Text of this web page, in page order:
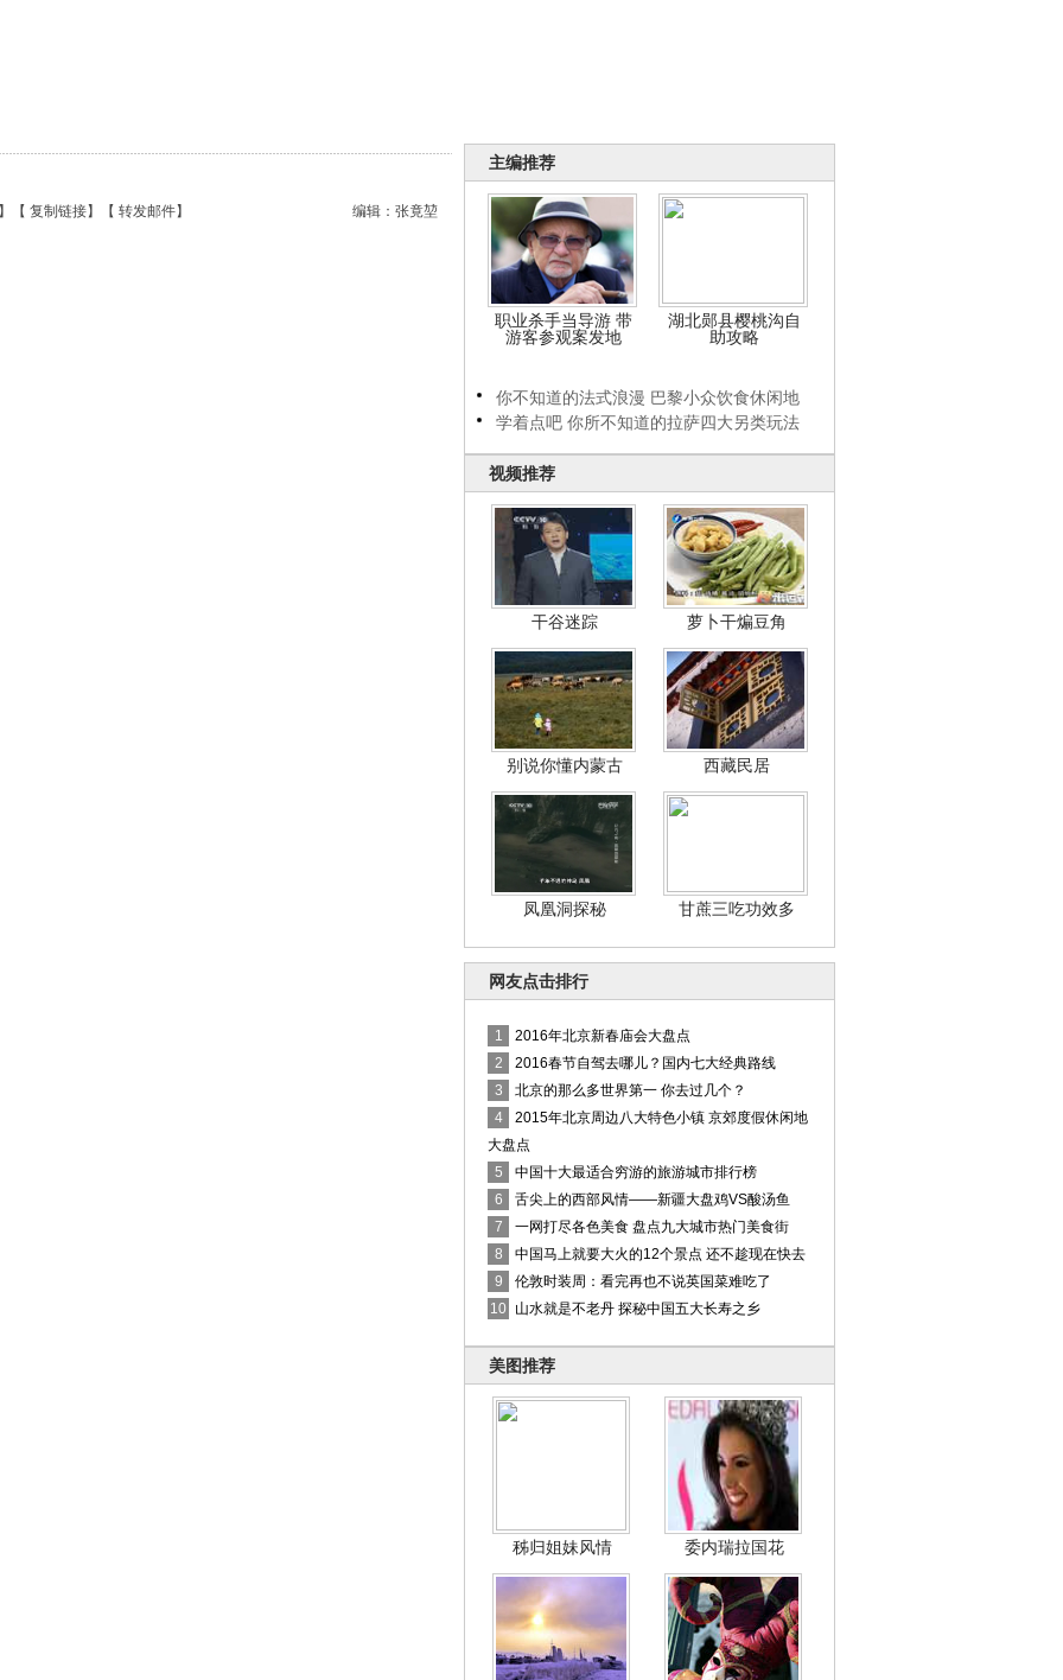
主编推荐
职业杀手当导游 带
游客参观案发地
湖北郧县樱桃沟自
助攻略
你不知道的法式浪漫 巴黎小众饮食休闲地
学着点吧 你所不知道的拉萨四大另类玩法
视频推荐
干谷迷踪 萝卜干煸豆角
别说你懂内蒙古 西藏民居
凤凰洞探秘 甘蔗三吃功效多
网友点击排行
1
2016年北京新春庙会大盘点
2
2016春节自驾去哪儿？国内七大经典路线
3
北京的那么多世界第一 你去过几个？
4
2015年北京周边八大特色小镇 京郊度假休闲地
大盘点
5
中国十大最适合穷游的旅游城市排行榜
6
舌尖上的西部风情——新疆大盘鸡VS酸汤鱼
7
一网打尽各色美食 盘点九大城市热门美食街
8
中国马上就要大火的12个景点 还不趁现在快去
9
伦敦时装周：看完再也不说英国菜难吃了
10
山水就是不老丹 探秘中国五大长寿之乡
美图推荐
秭归姐妹风情 委内瑞拉国花
编辑：张竟堃
【 复制链接】【 转发邮件】